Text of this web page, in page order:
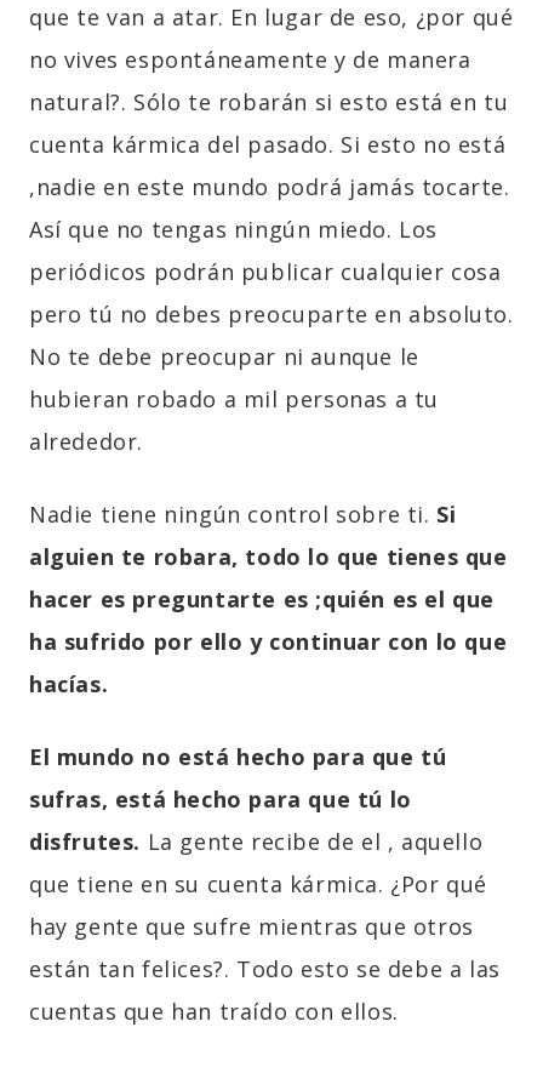
que te van a atar. En lugar de eso, ¿por qué
no vives espontáneamente y de manera
natural?. Sólo te robarán si esto está en tu
cuenta kármica del pasado. Si esto no está
,nadie en este mundo podrá jamás tocarte.
Así que no tengas ningún miedo. Los
periódicos podrán publicar cualquier cosa
pero tú no debes preocuparte en absoluto.
No te debe preocupar ni aunque le
hubieran robado a mil personas a tu
alrededor.
Nadie tiene ningún control sobre ti. Si
alguien te robara, todo lo que tienes que
hacer es preguntarte es ;quién es el que
ha sufrido por ello y continuar con lo que
hacías.
El mundo no está hecho para que tú
sufras, está hecho para que tú lo
disfrutes. La gente recibe de el , aquello
que tiene en su cuenta kármica. ¿Por qué
hay gente que sufre mientras que otros
están tan felices?. Todo esto se debe a las
cuentas que han traído con ellos.